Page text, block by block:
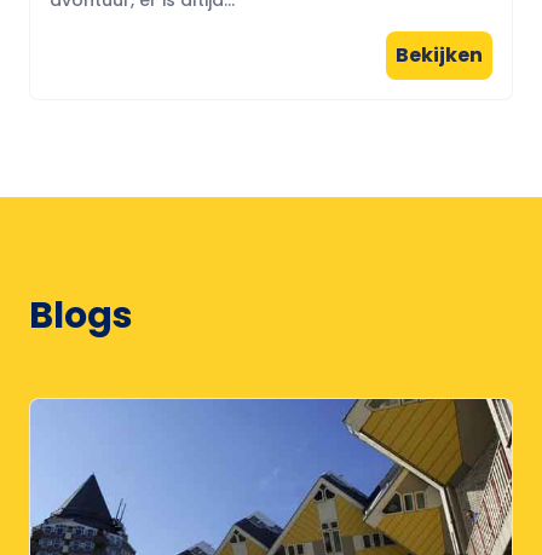
Bekijken
Blogs